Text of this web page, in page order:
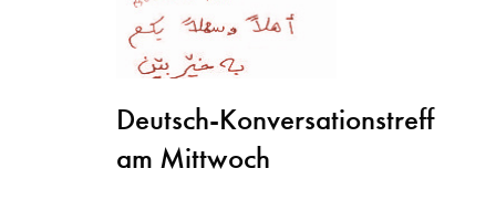
Deutsch-Konversationstreff
am Mittwoch